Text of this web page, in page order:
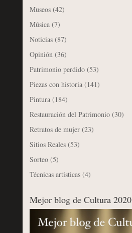
Museos(42)
Música(7)
Noticias(87)
Opinión(36)
Patrimonio perdido(53)
Piezas con historia(141)
Pintura(184)
Restauración del Patrimonio(30)
Retratos de mujer(23)
Sitios Reales(53)
Sorteo(5)
Técnicas artísticas(4)
Mejor blog de Cultura 2020